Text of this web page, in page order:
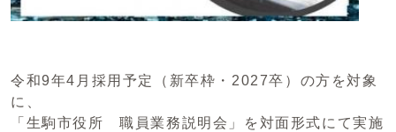
令和9年4月採用予定（新卒枠・2027卒）の方を対象
に、
「生駒市役所 職員業務説明会」を対面形式にて実施